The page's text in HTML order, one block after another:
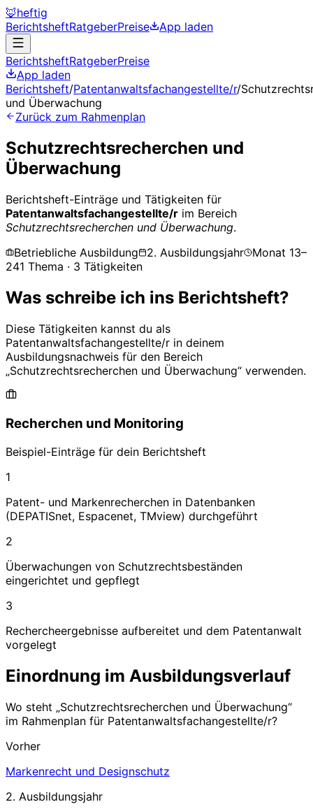
🦊heftig
BerichtsheftRatgeberPreise App laden
BerichtsheftRatgeberPreise
App laden
Berichtsheft/Patentanwaltsfachangestellte/r/
und Überwachung
Zurück zum Rahmenplan
Schutzrechtsrecherchen und
Überwachung
Berichtsheft-Einträge und Tätigkeiten für
Patentanwaltsfachangestellte/r im Bereich
Schutzrechtsrecherchen und Überwachung.
Betriebliche Ausbildung
2. Ausbildungsjahr Monat 13–
241 Thema · 3 Tätigkeiten
Was schreibe ich ins Berichtsheft?
Diese Tätigkeiten kannst du als
Patentanwaltsfachangestellte/r in deinem
Ausbildungsnachweis für den Bereich
„Schutzrechtsrecherchen und Überwachung“ verwenden.
Recherchen und Monitoring
Beispiel-Einträge für dein Berichtsheft
1
Patent- und Markenrecherchen in Datenbanken
(DEPATISnet, Espacenet, TMview) durchgeführt
2
Überwachungen von Schutzrechtsbeständen
eingerichtet und gepflegt
3
Rechercheergebnisse aufbereitet und dem Patentanwalt
vorgelegt
Einordnung im Ausbildungsverlauf
Wo steht „Schutzrechtsrecherchen und Überwachung“
im Rahmenplan für Patentanwaltsfachangestellte/r?
Vorher
Markenrecht und Designschutz
2. Ausbildungsjahr